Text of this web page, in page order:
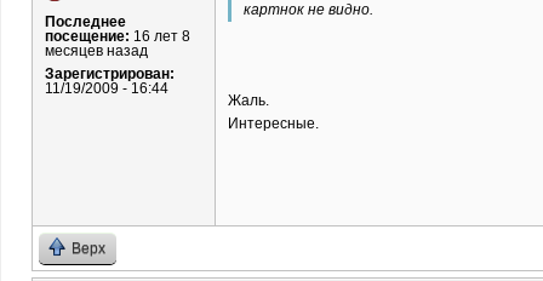
Последнее
посещение: 16 лет 8
месяцев назад
Зарегистрирован:
11/19/2009 - 16:44
картнок не видно.
Жаль.
Интересные.
Верх